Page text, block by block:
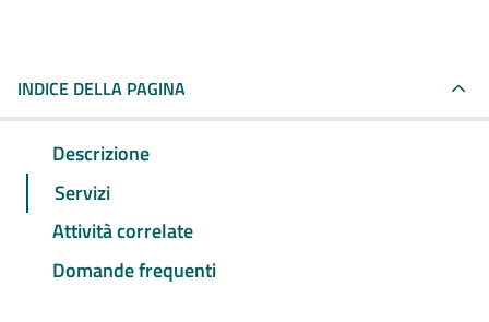
INDICE DELLA PAGINA
Descrizione
Servizi
Attività correlate
Domande frequenti